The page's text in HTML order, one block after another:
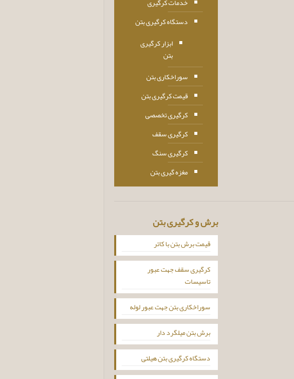
دستگاه کرگیری بتن
ابزار کرگیری
بتن
سوراخکاری بتن
قیمت کرگیری بتن
کرگیری تخصصی
کرگیری سقف
کرگیری سنگ
مغزه گیری بتن
برش و کرگیری بتن
قیمت برش بتن با کاتر
کرگیری سقف جهت عبور
تاسیسات
سوراخکاری بتن جهت عبور لوله
برش بتن میلگرد دار
دستگاه کرگیری بتن هیلتی